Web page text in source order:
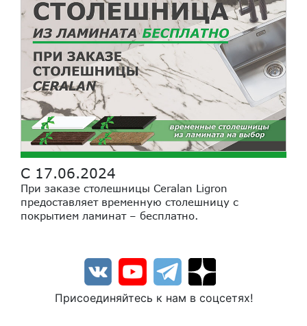
С 17.06.2024
При заказе столешницы Ceralan Ligron
предоставляет временную столешницу с
покрытием ламинат – бесплатно.
Присоединяйтесь к нам в соцсетях!